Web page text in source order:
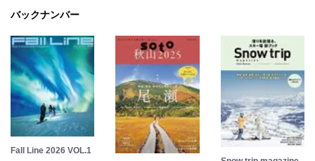
バックナンバー
Fall Line 2026 VOL.1